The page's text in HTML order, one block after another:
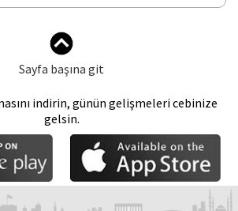
Sayfa başına git
indirin, günün gelişmeleri cebinize
gelsin.